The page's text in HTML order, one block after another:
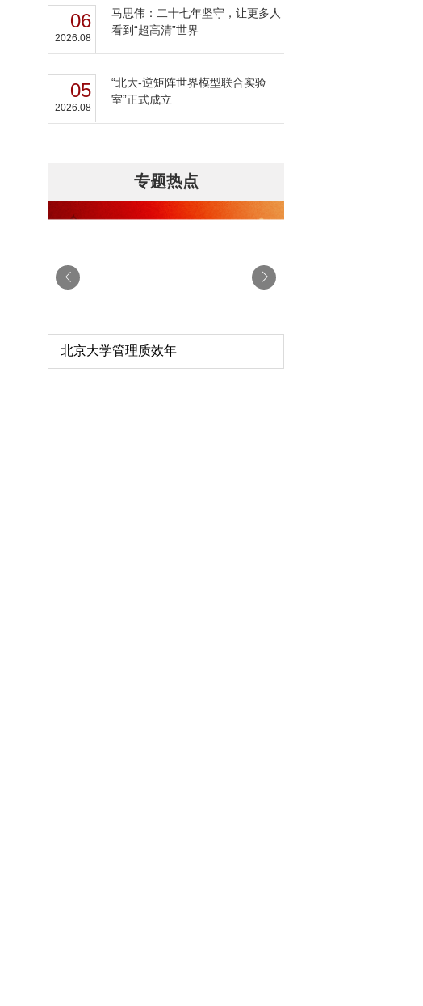
06
2026.08
马思伟：二十七年坚守，让更多人
看到“超高清”世界
05
2026.08
“北大-逆矩阵世界模型联合实验
室”正式成立
专题热点
北京大学管理质效年